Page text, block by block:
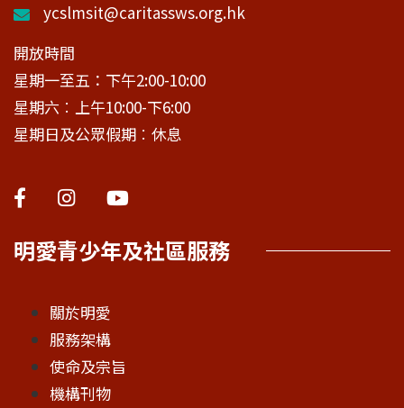
ycslmsit@caritassws.org.hk
開放時間
星期一至五：下午2:00-10:00
星期六︰上午10:00-下6:00
星期日及公眾假期︰休息
明愛青少年及社區服務
關於明愛
服務架構
使命及宗旨
機構刊物